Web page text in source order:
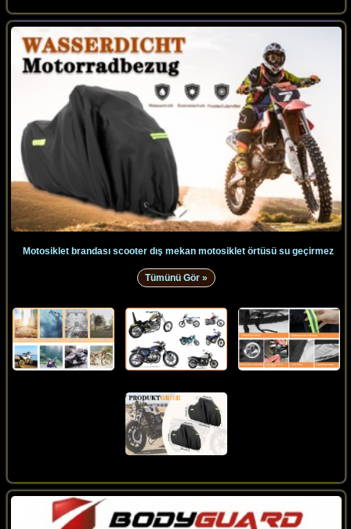
Motosiklet brandası scooter dış mekan motosiklet örtüsü su geçirmez
Tümünü Gör »